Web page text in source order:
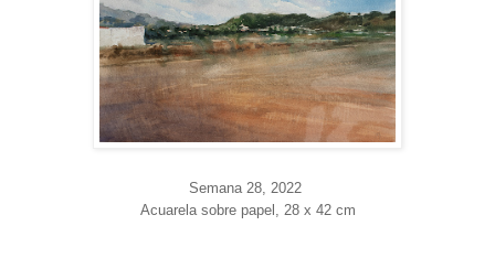
Semana 28 , 2022
Acuarela sobre papel, 28 x 42 cm